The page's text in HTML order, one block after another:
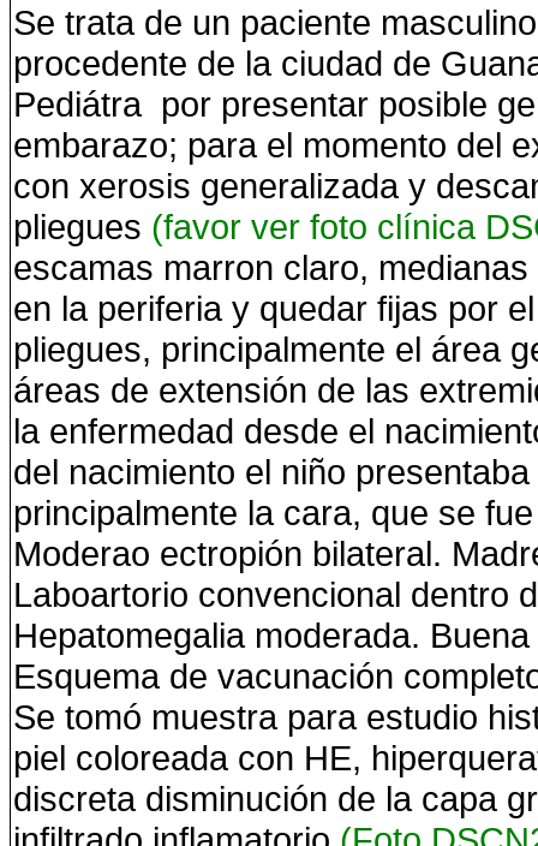
Se trata de un paciente
procedente de la ciudad de
Pediátra por presentar posible
embarazo; para el momento del
con xerosis generalizada y
pliegues (favor ver foto clínica
escamas marron claro,
en la periferia y quedar fijas por
pliegues, principalmente el área
áreas de extensión de las
la enfermedad desde el
del nacimiento el niño
principalmente la cara, que se
Moderao ectropión bilateral.
Laboartorio convencional dentro
Hepatomegalia moderada.
Esquema de vacunación
Se tomó muestra para estudio
piel coloreada con HE,
discreta disminución de la capa